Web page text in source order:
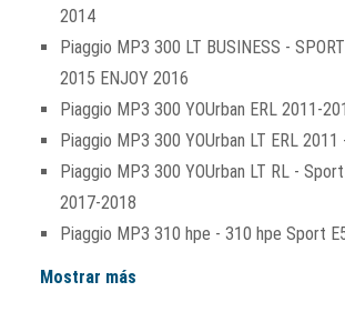
2014
Piaggio MP3 300 LT BUSINESS -
2015 ENJOY 2016
Piaggio MP3 300 YOUrban ERL 2011-
Piaggio MP3 300 YOUrban LT ERL 2011
Piaggio MP3 300 YOUrban LT RL -
2017-2018
Piaggio MP3 310 hpe - 310 hpe Sport
Mostrar más